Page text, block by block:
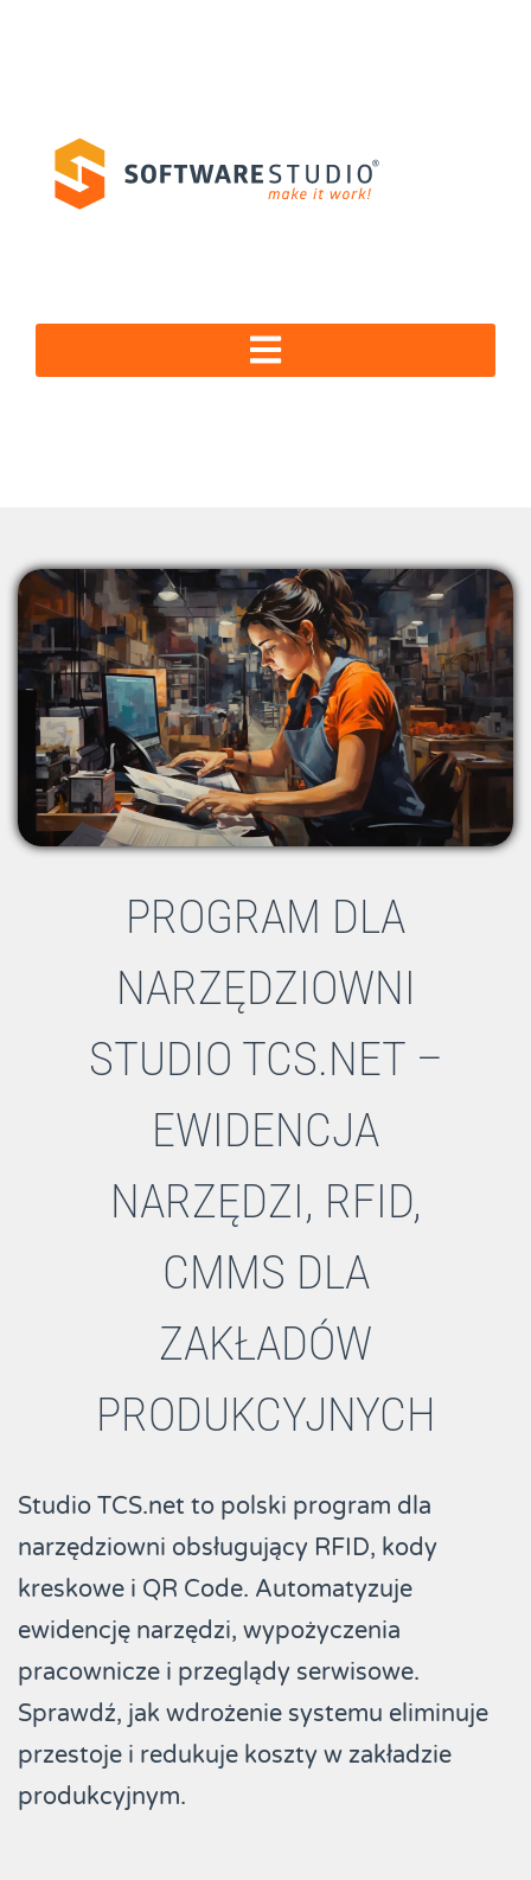
PROGRAM DLA
NARZĘDZIOWNI
STUDIO TCS.NET –
EWIDENCJA
NARZĘDZI, RFID,
CMMS DLA
ZAKŁADÓW
PRODUKCYJNYCH
Studio TCS.net to polski program dla
narzędziowni obsługujący RFID, kody
kreskowe i QR Code. Automatyzuje
ewidencję narzędzi, wypożyczenia
pracownicze i przeglądy serwisowe.
Sprawdź, jak wdrożenie systemu eliminuje
przestoje i redukuje koszty w zakładzie
produkcyjnym.